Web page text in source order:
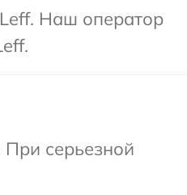
Наш оператор
серьезной